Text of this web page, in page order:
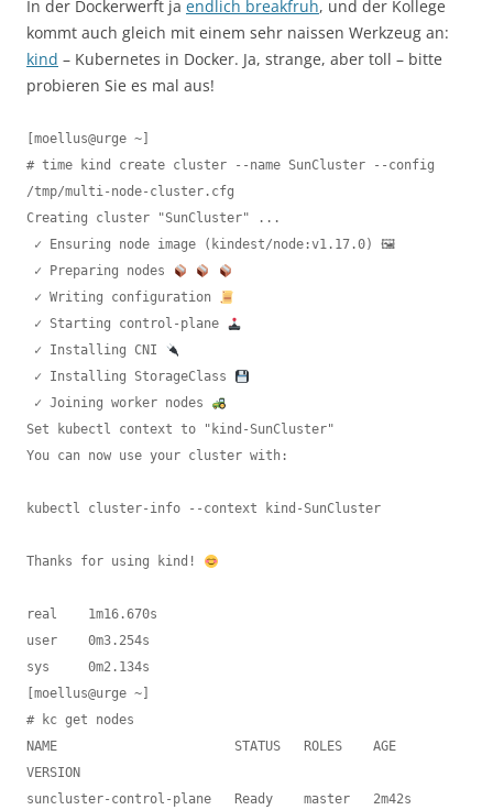
In der Dockerwerft ja endlich breakfruh, und der Kollege
kommt auch gleich mit einem sehr naissen Werkzeug an:
kind – Kubernetes in Docker. Ja, strange, aber toll – bitte
probieren Sie es mal aus!
[moellus@urge ~]
# time kind create cluster --name SunCluster --config
/tmp/multi-node-cluster.cfg
Creating cluster "SunCluster" ...
✓ Preparing nodes
✓ Writing configuration
✓ Starting control-plane
✓ Installing CNI
✓ Installing StorageClass
✓ Joining worker nodes
Set kubectl context to "kind-SunCluster"
You can now use your cluster with:
kubectl cluster-info --context kind-SunCluster
Thanks for using kind!
real    1m16.670s
user    0m3.254s
sys     0m2.134s
[moellus@urge ~]
# kc get nodes
NAME                       STATUS   ROLES    AGE
VERSION
suncluster-control-plane   Ready    master   2m42s